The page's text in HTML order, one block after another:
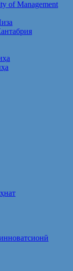
of Management